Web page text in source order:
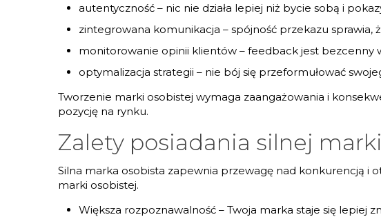
autentyczność – nic nie działa lepiej niż bycie sobą i
zintegrowana komunikacja – spójność przekazu sprawia,
monitorowanie opinii klientów – feedback jest bezcenny
optymalizacja strategii – nie bój się przeformułować
Tworzenie marki osobistej wymaga zaangażowania i
pozycję na rynku.
Zalety posiadania silnej
Silna marka osobista zapewnia przewagę nad konkurencją i
marki osobistej.
Większa rozpoznawalność – Twoja marka staje się lepiej